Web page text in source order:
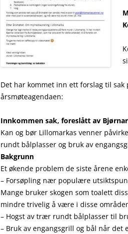
Det har kommet inn ett forslag til sak
årsmøteagendaen:
Innkommen sak, foreslått av
Kan og bør Lillomarkas venner
rundt bålplasser og bruk av
Bakgrunn
Et økende problem de siste årene
– Forsøpling nær populære
Mange bruker skogen som toalett
mindre trivelig å være i disse
– Hogst av trær rundt bålplasser til
– Bruk av engangsgrill og bål når det